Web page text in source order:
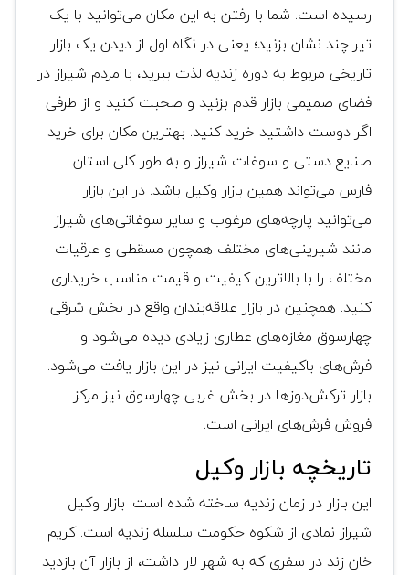
رسیده است. شما با رفتن به این مکان می‌توانید با یک
تیر چند نشان بزنید؛ یعنی در نگاه اول از دیدن یک بازار
تاریخی مربوط به دوره زندیه لذت ببرید، با مردم شیراز در
فضای صمیمی بازار قدم بزنید و صحبت کنید و از طرفی
اگر دوست داشتید خرید کنید. بهترین مکان برای خرید
صنایع دستی و سوغات شیراز و به طور کلی استان
فارس می‌تواند همین بازار وکیل باشد. در این بازار
می‌توانید پارچه‌های مرغوب و سایر سوغاتی‌های شیراز
مانند شیرینی‌های مختلف همچون مسقطی و عرقیات
مختلف را با بالاترین کیفیت و قیمت مناسب خریداری
کنید. همچنین در بازار علاقه‌بندان واقع در بخش شرقی
چهارسوق مغازه‌های عطاری زیادی دیده می‌شود و
فرش‌های باکیفیت ایرانی نیز در این بازار یافت می‌شود.
بازار ترکش‌دوزها در بخش غربی چهارسوق نیز مرکز
فروش فرش‌های ایرانی است.
تاریخچه بازار وکیل
این بازار در زمان زندیه ساخته شده است. بازار وکیل
شیراز نمادی از شکوه حکومت سلسله زندیه است. کریم
خان زند در سفری که به شهر لار داشت، از بازار آن بازدید